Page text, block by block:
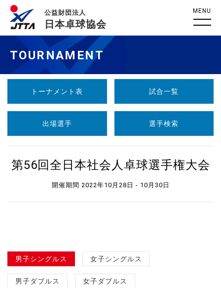
公益財団法人
日本卓球協会
MENU
TOURNAMENT
トーナメント表 試合一覧
出場選手 選手検索
第56回全日本社会人卓球選手権大会
開催期間 2022年10月28日 - 10月30日
男子シングルス 女子シングルス
男子ダブルス 女子ダブルス